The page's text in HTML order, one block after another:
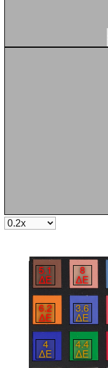
5.1
∆E
8
∆E
6.2
∆E
3.6
∆E
4
∆E
4.4
∆E